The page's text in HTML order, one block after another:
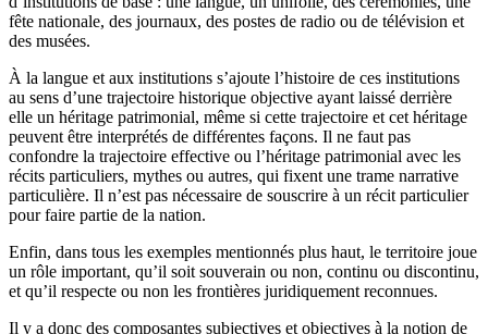
fête nationale, des journaux, des postes de radio ou de télévision et
des musées.
À la langue et aux institutions s’ajoute l’histoire de ces institutions
au sens d’une trajectoire historique objective ayant laissé derrière
elle un héritage patrimonial, même si cette trajectoire et cet héritage
peuvent être interprétés de différentes façons. Il ne faut pas
confondre la trajectoire effective ou l’héritage patrimonial avec les
récits particuliers, mythes ou autres, qui fixent une trame narrative
particulière. Il n’est pas nécessaire de souscrire à un récit particulier
pour faire partie de la nation.
Enfin, dans tous les exemples mentionnés plus haut, le territoire joue
un rôle important, qu’il soit souverain ou non, continu ou discontinu,
et qu’il respecte ou non les frontières juridiquement reconnues.
Il y a donc des composantes subjectives et objectives à la notion de